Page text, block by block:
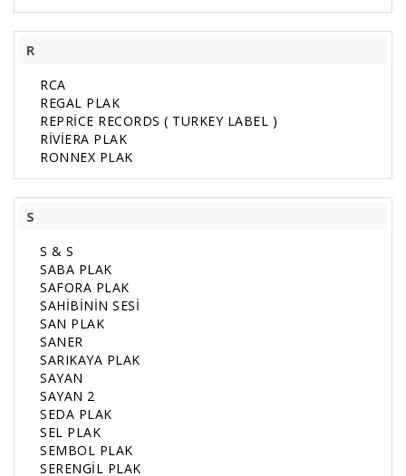
R
RCA
REGAL PLAK
REPRİCE RECORDS ( TURKEY LABEL )
RİVİERA PLAK
RONNEX PLAK
S
S & S
SABA PLAK
SAFORA PLAK
SAHİBİNİN SESİ
SAN PLAK
SANER
SARIKAYA PLAK
SAYAN
SAYAN 2
SEDA PLAK
SEL PLAK
SEMBOL PLAK
SERENGİL PLAK